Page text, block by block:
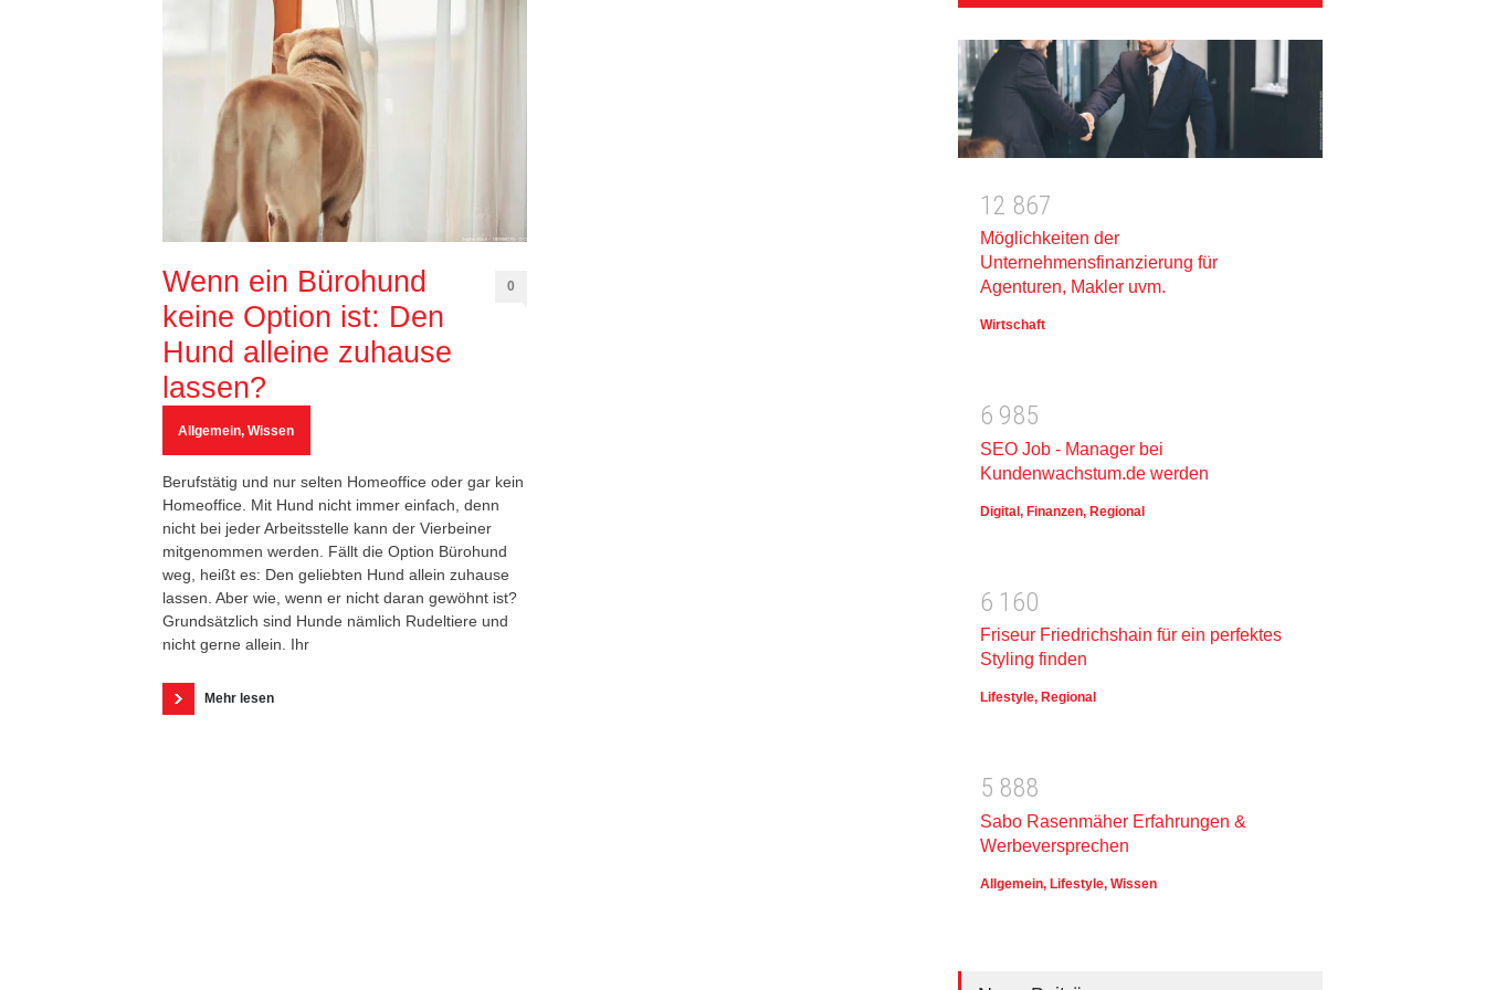
Wenn ein Bürohund
keine Option ist: Den
Hund alleine zuhause
lassen?
0
Allgemein, Wissen
Berufstätig und nur selten Homeoffice oder gar kein
Homeoffice. Mit Hund nicht immer einfach, denn
nicht bei jeder Arbeitsstelle kann der Vierbeiner
mitgenommen werden. Fällt die Option Bürohund
weg, heißt es: Den geliebten Hund allein zuhause
lassen. Aber wie, wenn er nicht daran gewöhnt ist?
Grundsätzlich sind Hunde nämlich Rudeltiere und
nicht gerne allein. Ihr
Mehr lesen
1 2 867
Möglichkeiten der
Unternehmensfinanzierung für
Agenturen, Makler uvm.
Wirtschaft
6 985
SEO Job - Manager bei
Kundenwachstum.de werden
Digital , Finanzen, Regional
6 1 60
Friseur Friedrichshain für ein perfektes
Styling finden
Lifestyle, Regional
5 888
Sabo Rasenmäher Erfahrungen &
Werbeversprechen
Allgemein, Lifestyle, Wissen